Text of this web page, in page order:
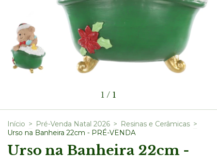
1 / 1
Início > Pré-Venda Natal 2026 > Resinas e Cerâmicas >
Urso na Banheira 22cm - PRÉ-VENDA
Urso na Banheira 22cm -